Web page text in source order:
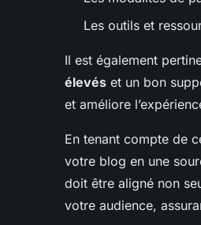
Les outils et
Il est également
élevés et un bon
et améliore
En tenant compte de
votre blog en une
doit être aligné non
votre audience,